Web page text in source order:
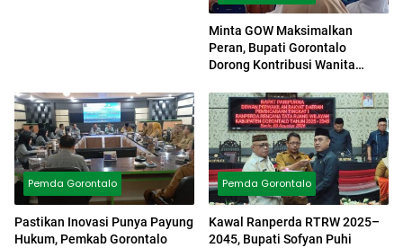
Minta GOW Maksimalkan
Peran, Bupati Gorontalo
Dorong Kontribusi Wanita
Pemda Gorontalo
Pastikan Inovasi Punya Payung
Hukum, Pemkab Gorontalo
Pemda Gorontalo
Kawal Ranperda RTRW 2025–
2045, Bupati Sofyan Puhi